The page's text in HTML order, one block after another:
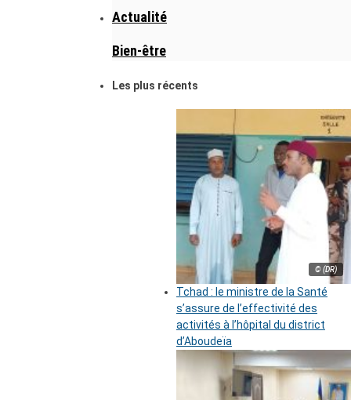
Actualité
Bien-être
Les plus récents
© (DR)
Tchad : le ministre de la Santé
s’assure de l’effectivité des
activités à l’hôpital du district
d’Aboudeïa